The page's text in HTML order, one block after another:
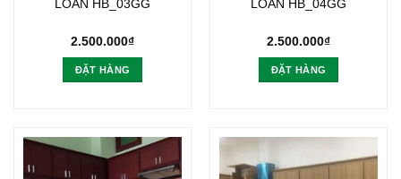
LOAN HB_03GG
2.500.000₫
ĐẶT HÀNG
LOAN HB_04GG
2.500.000₫
ĐẶT HÀNG